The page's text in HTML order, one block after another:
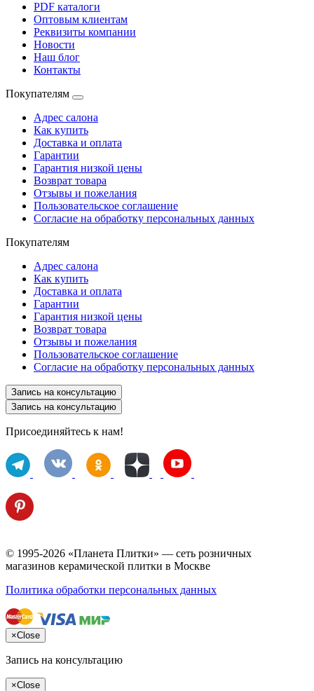
PDF каталоги
Оптовым клиентам
Реквизиты компании
Новости
Наш блог
Контакты
Покупателям
Адрес салона
Как купить
Доставка и оплата
Гарантии
Гарантия низкой цены
Возврат товара
Отзывы и пожелания
Пользовательское соглашение
Согласие на обработку персональных данных
Покупателям
Адрес салона
Как купить
Доставка и оплата
Гарантии
Гарантия низкой цены
Возврат товара
Отзывы и пожелания
Пользовательское соглашение
Согласие на обработку персональных данных
Запись на консультацию
Запись на консультацию
Присоединяйтесь к нам!
© 1995-2026 «Планета Плитки» — сеть розничных
магазинов керамической плитки в Москве
Политика обработки персональных данных
×Close
Запись на консультацию
×Close